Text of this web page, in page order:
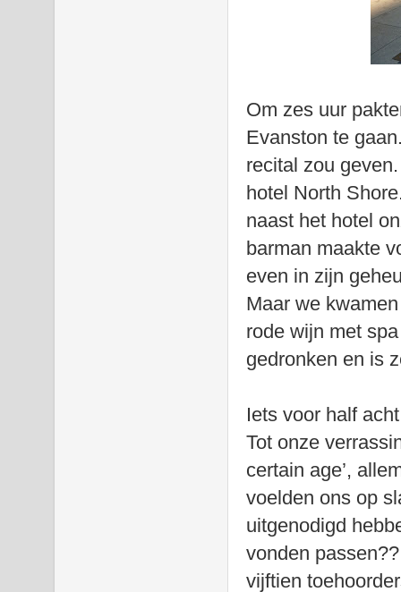
Om zes uur
Evanston te
recital zou
hotel North
naast het hotel
barman maakte
even in zijn
Maar we
rode wijn met
gedronken en is
Iets voor half
Tot onze
certain age’,
voelden ons op
uitgenodigd
vonden
vijftien